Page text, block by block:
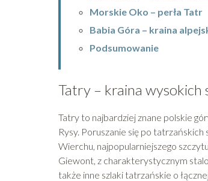
Morskie Oko – perła Tatr
Babia Góra – kraina
Podsumowanie
Tatry – kraina wysokich
Tatry to najbardziej znane polskie
Rysy. Poruszanie się po
Wierchu, najpopularniejszego
Giewont, z charakterystycznym
także inne szlaki tatrzańskie o